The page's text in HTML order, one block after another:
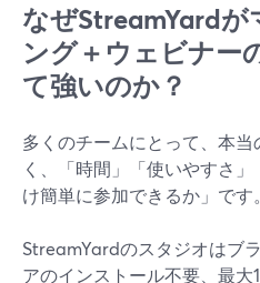
なぜStreamYardが
ング＋ウェビナー
て強いのか？
多くのチームにとって、本
く、「時間」「使いやすさ
け簡単に参加できるか」です。
StreamYardのスタジオはブ
アのインストール不要、最大